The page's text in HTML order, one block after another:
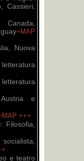
Cassieri,
+MAP
Nuova
e
+++
Filosofia,
e teatro